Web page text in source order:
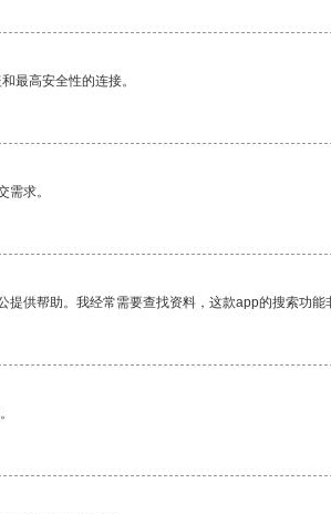
最高安全性的连接。
需求。
供帮助。我经常需要查找资料，这款app的搜索功能